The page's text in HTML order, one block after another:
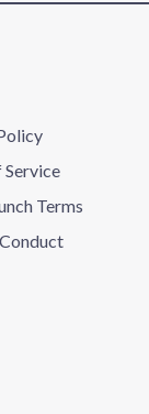
Service
Terms